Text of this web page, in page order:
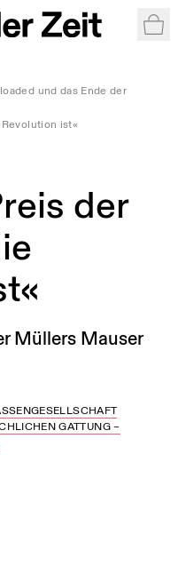
und das Ende der
ist«
der
Müllers Mauser
GATTUNG –